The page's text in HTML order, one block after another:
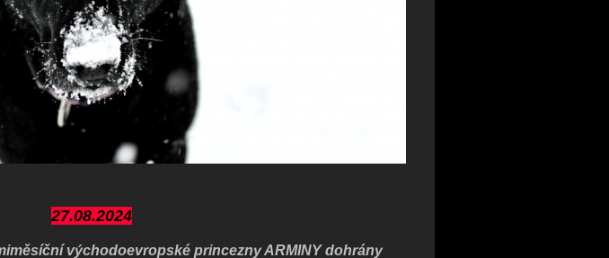
27.08.2024
východoevropské princezny ARMINY dohrány